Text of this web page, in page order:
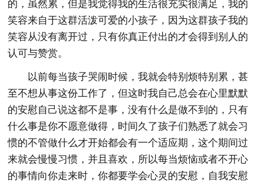
的，虽然累，但是我觉得我的生活很充实很满足，我的
笑容来自于这群活泼可爱的小孩子，因为这群孩子我的
笑容从没有离开过，只有你真正付出的才会得到别人的
认可与赞赏。
以前每当孩子哭闹时候，我就会特别烦特别累，甚
至不想从事这份工作了，但这时我自己总会在心里默默
的安慰自己说这都不是事，没有什么是做不到的，只有
什么事是你不愿意做得，时间久了孩子们熟悉了就会习
惯的不管做什么才开始都会有一个适应期，这个期间过
来就会慢慢习惯，并且喜欢，所以每当烦恼或者不开心
的事情向你走来时，你都要学会心灵的安慰，自我安慰